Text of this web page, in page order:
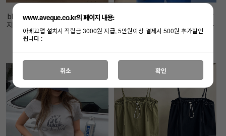
bk 린넨 블루워싱 데님 - 한여름까
지 가볍게- 탄탄밴딩-오너추천- 핏
보장-
ROW 라이트 후드 집업 - 심플 찰
랑이는 후드 드물어요- 오너추천-
재입고 :)
www.aveque.co.kr의 페이지 내용:
아베끄앱 설치시 적립금 3000원 지급, 5만원이상 결제시 500원 추가할인
됩니다 :
취소 확인